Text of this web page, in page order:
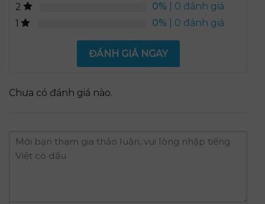
2
0% | 0 đánh giá
1
0% | 0 đánh giá
ĐÁNH GIÁ NGAY
Chưa có đánh giá nào.